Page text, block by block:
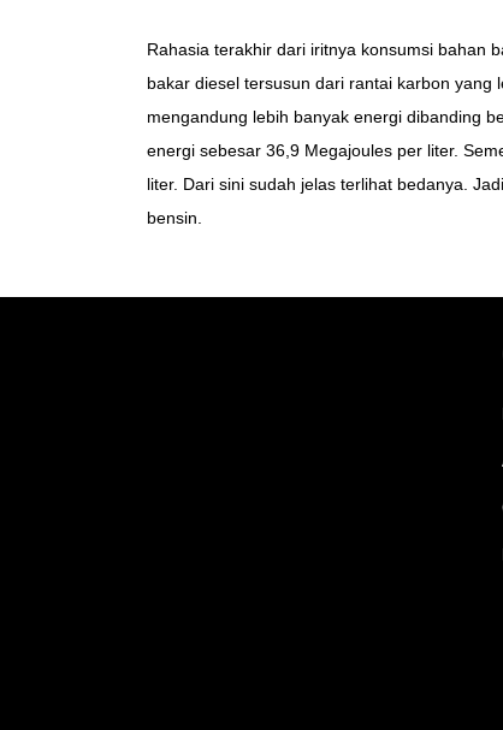
Rahasia terakhir dari iritnya konsumsi bahan
bakar diesel tersusun dari rantai karbon yang
mengandung lebih banyak energi dibanding
energi sebesar 36,9 Megajoules per liter.
liter. Dari sini sudah jelas terlihat bedanya.
bensin.